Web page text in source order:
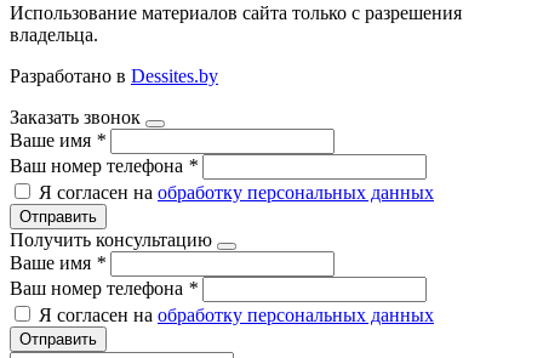
Использование материалов сайта только с разрешения
владельца.
Разработано в Dessites.by
Заказать звонок
Ваше имя *
Ваш номер телефона *
Я согласен на обработку персональных данных
Отправить
Получить консультацию
Ваше имя *
Ваш номер телефона *
Я согласен на обработку персональных данных
Отправить